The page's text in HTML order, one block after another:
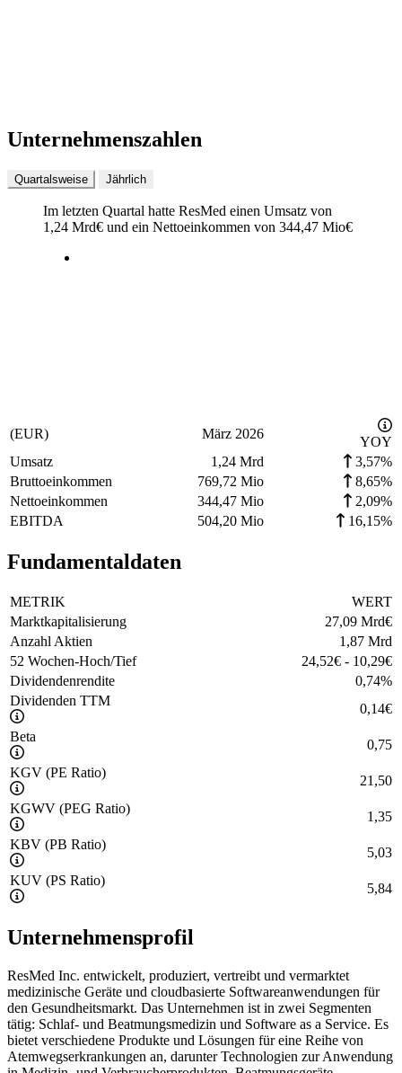
Unternehmenszahlen
Quartalsweise Jährlich
Im letzten Quartal hatte ResMed einen Umsatz von
1,24 Mrd€ und ein Nettoeinkommen von 344,47 Mio€
(EUR) März 2026
YOY
Umsatz
1,24 Mrd
3,57%
Bruttoeinkommen
769,72 Mio
8,65%
Nettoeinkommen
344,47 Mio
2,09%
EBITDA
504,20 Mio 16,15%
Fundamentaldaten
METRIK
WERT
Marktkapitalisierung
27,09 Mrd€
Anzahl Aktien
1,87 Mrd
52 Wochen-Hoch/Tief
24,52€ - 10,29€
Dividendenrendite
0,74%
Dividenden TTM
0,14€
Beta
0,75
KGV (PE Ratio)
21,50
KGWV (PEG Ratio)
1,35
KBV (PB Ratio)
5,03
KUV (PS Ratio)
5,84
Unternehmensprofil
ResMed Inc. entwickelt, produziert, vertreibt und vermarktet
medizinische Geräte und cloudbasierte Softwareanwendungen für
den Gesundheitsmarkt. Das Unternehmen ist in zwei Segmenten
tätig: Schlaf- und Beatmungsmedizin und Software as a Service. Es
bietet verschiedene Produkte und Lösungen für eine Reihe von
Atemwegserkrankungen an, darunter Technologien zur Anwendung